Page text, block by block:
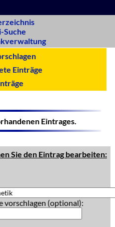
Suche
Einträge
Eintrages.
Sie den Eintrag bearbeiten:
vorschlagen (optional):